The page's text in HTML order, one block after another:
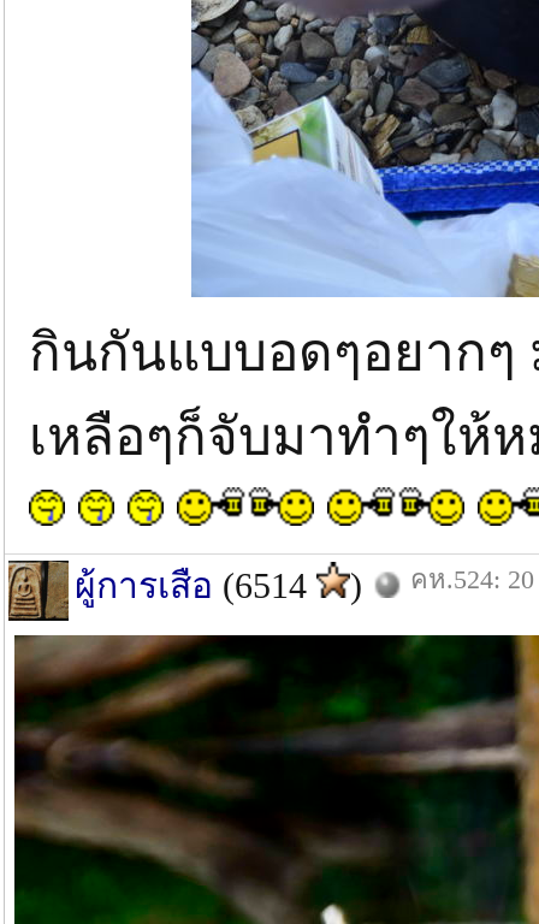
กินกันแบบอดๆอยากๆ
เหลือๆก็จับมาทำๆให้
ผู้การเสือ (6514 ) คห.524: